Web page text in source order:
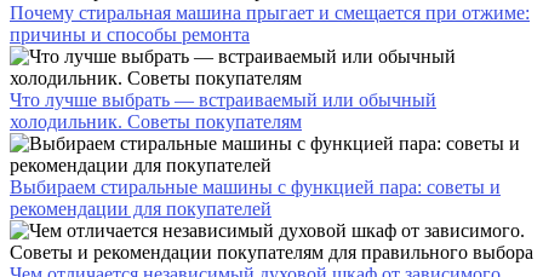
Почему стиральная машина прыгает и смещается при отжиме:
причины и способы ремонта
Что лучше выбрать — встраиваемый или обычный
холодильник. Советы покупателям
Выбираем стиральные машины с функцией пара: советы и
рекомендации для покупателей